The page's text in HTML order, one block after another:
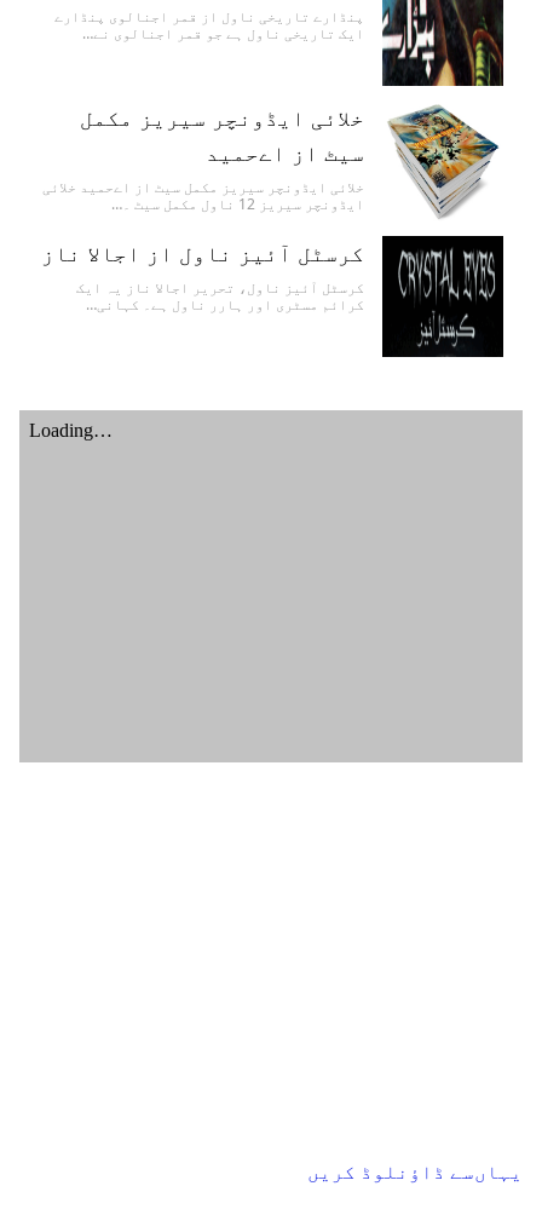
پنڈارے تاریخی ناول از قمر اجنالوی پنڈارے
ایک تاریخی ناول ہے جو قمر اجنالوی نے…
خلائی ایڈونچر سیریز مکمل
سیٹ از اےحمید
خلائی ایڈونچر سیریز مکمل سیٹ از اےحمید خلائی
ایڈونچر سیریز 12 ناول مکمل سیٹ ۔…
کرسٹل آئیز ناول از اجالا ناز
کرسٹل آئیز ناول، تحریر اجالا ناز یہ ایک
کرائم مسٹری اور ہارر ناول ہے۔ کہانی…
یہاں‌سے ڈاؤنلوڈ کریں